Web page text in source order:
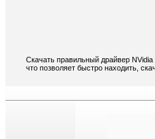
Скачать правильный драйвер
что позволяет быстро находить,